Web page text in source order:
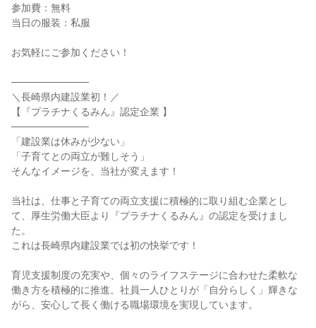
参加費：無料
当日の服装：私服
お気軽にご参加ください！
───────────
＼長崎県内建設業初！／
【『プラチナくるみん』認定企業 】
───────────
「建設業は休みが少ない」
「子育てとの両立が難しそう」
そんなイメージを、当社が変えます！
当社は、仕事と子育ての両立支援に積極的に取り組む企業とし
て、厚生労働大臣より『プラチナくるみん』の認定を受けまし
た。
これは長崎県内建設業では初の快挙です！
育児支援制度の充実や、個々のライフステージに合わせた柔軟な
働き方を積極的に推進。社員一人ひとりが「自分らしく」輝きな
がら、安心して長く働ける職場環境を実現しています。